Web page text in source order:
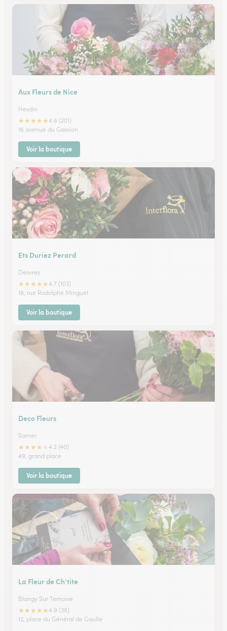
Aux Fleurs de Nice
Hesdin
★★★★★4.6 (201)
16 avenue du Gassion
Voir la boutique
Ets Duriez Perard
Desvres
★★★★★4.7 (103)
18, rue Rodolphe Minguet
Voir la boutique
Deco Fleurs
Samer
★★★★
4.2 (40)
49, grand place
Voir la boutique
La Fleur de Ch’tite
Blangy Sur Ternoise
★★★★★4.9 (38)
12, place du Général de Gaulle